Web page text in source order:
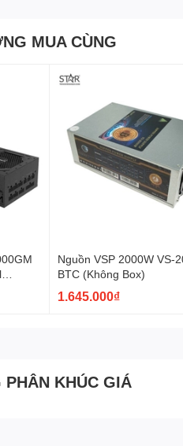
MUA CÙNG
Nguồn VSP 2000W VS-
BTC (Không Box)
1.645.000₫
PHÂN KHÚC GIÁ